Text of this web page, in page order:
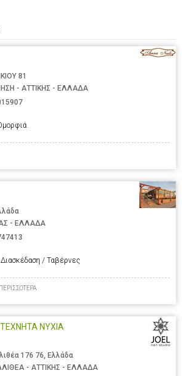
81
- ΑΤΤΙΚΗΣ - ΕΛΛΑΔΑ
- ΕΛΛΑΔΑ
Διασκέδαση / Ταβέρνες
ΠΕΡΙΣΣΟΤΕΡΑ
ΤΕΧΝΗΤΑ ΝΥΧΙΑ
176 76, Ελλάδα
- ΑΤΤΙΚΗΣ - ΕΛΛΑΔΑ